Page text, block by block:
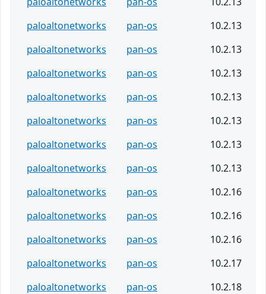
paloaltonetworks
pan-os
10.2.13
paloaltonetworks
pan-os
10.2.13
paloaltonetworks
pan-os
10.2.13
paloaltonetworks
pan-os
10.2.13
paloaltonetworks
pan-os
10.2.13
paloaltonetworks
pan-os
10.2.13
paloaltonetworks
pan-os
10.2.13
paloaltonetworks
pan-os
10.2.16
paloaltonetworks
pan-os
10.2.16
paloaltonetworks
pan-os
10.2.16
paloaltonetworks
pan-os
10.2.17
paloaltonetworks
pan-os
10.2.18